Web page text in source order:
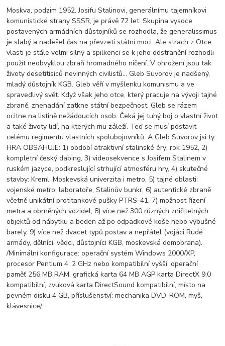
Moskva, podzim 1952. Josifu Stalinovi, generálnímu tajemníkovi
komunistické strany SSSR, je právě 72 let. Skupina vysoce
postavených armádních důstojníků se rozhodla, že generalissimus
je slabý a nadešel čas na převzetí státní moci. Ale strach z Otce
vlasti je stále velmi silný a spilkenci se k jeho odstranění rozhodli
použít neobvyklou zbraň hromadného ničení. V ohrožení jsou tak
životy desetitisiců nevinných civilistů… Gleb Suvorov je nadšený,
mladý důstojník KGB. Gleb věří v myšlenku komunismu a ve
spravedlivý svět. Když však jeho otce, který pracuje na vývoji tajné
zbraně, znenadání zatkne státní bezpečnost, Gleb se rázem
ocitne na listině nežádoucích osob. Čeká jej tuhý boj o vlastní život
a také životy lidí, na kterých mu záleží. Teď se musí postavit
celému regimentu vlastních spolubojovníků. A Gleb Suvorov jsi ty.
HRA OBSAHUJE: 1) období atraktivní stalinské éry: rok 1952, 2)
kompletní český dabing, 3) videosekvence s Josifem Stalinem v
ruském jazyce, podkreslující strhující atmosféru hry, 4) skutečné
stavby: Kreml, Moskevská univerzita i metro, 5) tajné oblasti:
vojenské metro, laboratoře, Stalinův bunkr, 6) autentické zbraně
včetně unikátní protitankové pušky PTRS-41, 7) možnost řízení
metra a obrněných vozidel, 8) více než 300 různých zničitelných
objektů od nábytku a beden až po odpadkové koše nebo výbušné
barely, 9) více než dvacet typů postav a nepřátel (vojáci Rudé
armády, dělníci, vědci, důstojníci KGB, moskevská domobrana).
/Minimální konfigurace: operační systém Windows 2000/XP,
procesor Pentium 4: 2 GHz nebo kompatibilní vyšší, operační
paměť 256 MB RAM, grafická karta 64 MB AGP karta DirectX 9.0
kompatibilní, zvuková karta DirectSound kompatibilní, místo na
pevném disku 4 GB, příslušenství: mechanika DVD-ROM, myš,
klávesnice/